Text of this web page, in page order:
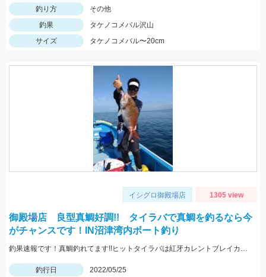
釣り方
その他
釣果
タケノコメバル沢山
サイズ
タケノコメバル〜20cm
イシグロ御殿場店 1305 view
御殿場店 良型真鯛好調!! タイラバで真鯛を釣るなら今
がチャンスです！IN沼津湾内ボート釣り
釣果速報です！真鯛釣れてます!!ヒットタイラバは紅牙カレントブレイカー「ギャルピンク」
釣行日
2022/05/25